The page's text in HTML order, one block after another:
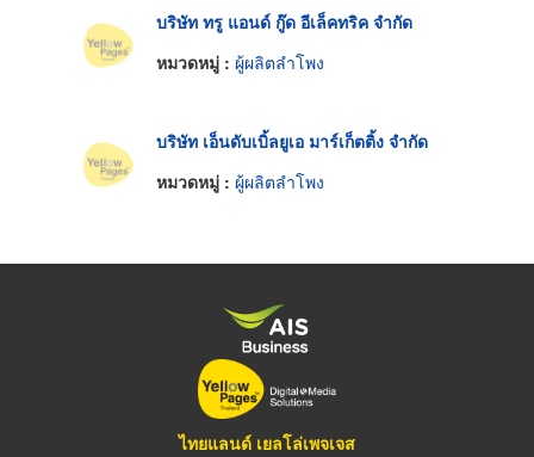
บริษัท ทรู แอนด์ กู๊ด อีเล็คทริค จำกัด
หมวดหมู่ : ผู้ผลิตลำโพง
บริษัท เอ็นดับเบิ้ลยูเอ มาร์เก็ตติ้ง จำกัด
หมวดหมู่ : ผู้ผลิตลำโพง
ไทยแลนด์ เยลโล่เพจเจส